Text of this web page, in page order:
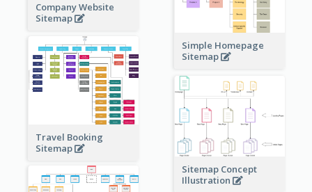
Company Website
Sitemap
Simple Homepage
Sitemap
Travel Booking
Sitemap
Sitemap Concept
Illustration